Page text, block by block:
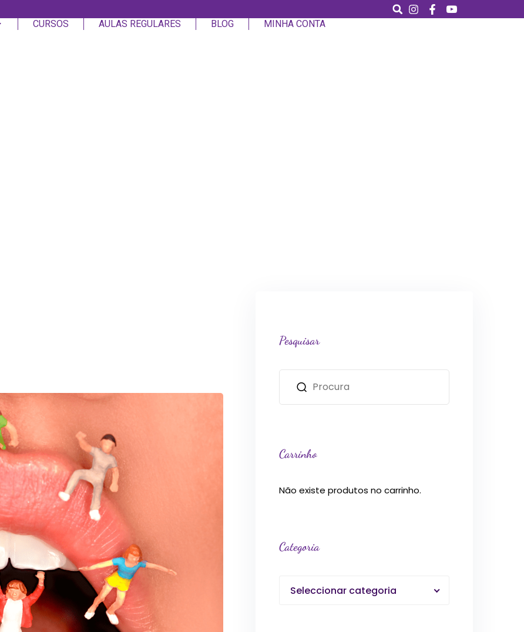
CURSOS AULAS REGULARES BLOG MINHA CONTA
Pesquisar
Carrinho
Não existe produtos no carrinho.
Categoria
Seleccionar categoria